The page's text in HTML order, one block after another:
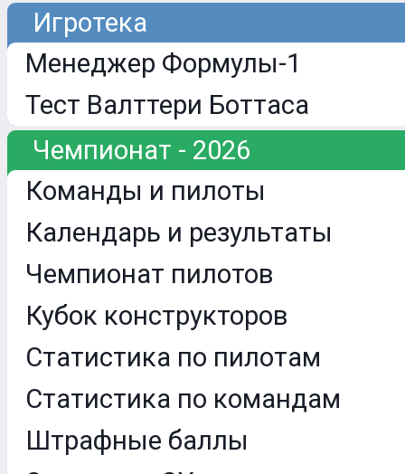
Игротека
Менеджер Формулы-1
Тест Валттери Боттаса
Чемпионат - 2026
Команды и пилоты
Календарь и результаты
Чемпионат пилотов
Кубок конструкторов
Статистика по пилотам
Статистика по командам
Штрафные баллы